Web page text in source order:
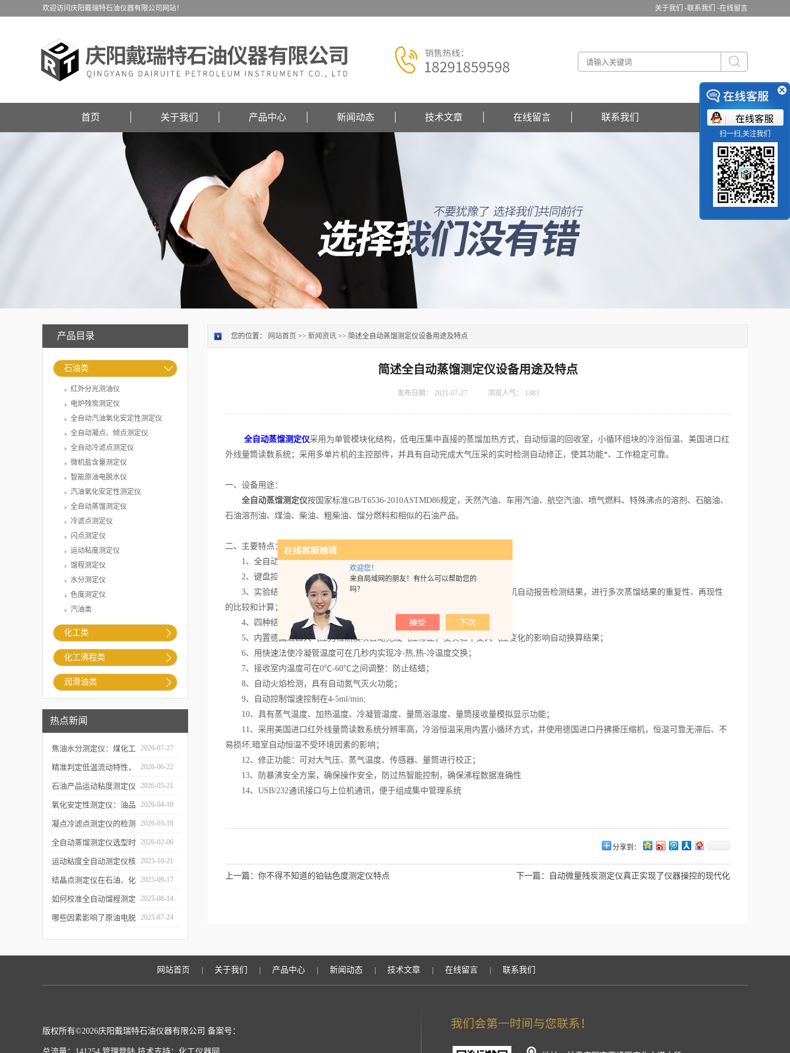
欢迎您！
来自局域网的朋友！有什么可以帮助您的
吗？
关于我们 -联系我们 -在线留言
欢迎访问庆阳戴瑞特石油仪器有限公司网站！
首页 关于我们 产品中心 新闻动态 技术文章 在线留言 联系我们
产品目录
石油类
红外分光测油仪
电炉残炭测定仪
全自动汽油氧化安定性测定仪
全自动凝点、倾点测定仪
全自动冷滤点测定仪
微机盐含量测定仪
智能原油电脱水仪
汽油氧化安定性测定仪
全自动蒸馏测定仪
冷滤点测定仪
闪点测定仪
运动粘度测定仪
馏程测定仪
水分测定仪
色度测定仪
汽油类
化工类
化工沸程类
润滑油类
热点新闻
焦油水分测定仪：煤化工
生产提质降耗的检测支撑
2026-07-27
精准判定低温流动特性，
凝点倾点测定仪助力油品
质量检测
2026-06-22
石油产品运动粘度测定仪
的技术原理与行业应用
2026-05-21
氧化安定性测定仪：油品
寿命的“时间加速器”
2026-04-18
凝点冷滤点测定仪的检测
误差来源与控制
2026-03-18
全自动蒸馏测定仪选型时
需重点关注哪些参数？
2026-02-06
运动粘度全自动测定仪核
心原理
2025-10-21
结晶点测定仪在石油、化
工、燃料行业中的关键作
用
2025-09-17
如何校准全自动馏程测定
仪以确保数据准确性？
2025-08-14
哪些因素影响了原油电脱 2025-07-24
您的位置： 网站首页 >> 新闻资讯 >> 简述全自动蒸馏测定仪设备用途及特点
简述全自动蒸馏测定仪设备用途及特点
发布日期： 2021-07-27 浏览人气： 1383
全自动蒸馏测定仪采用为单管模块化结构，低电压集中直接的蒸馏加热方式，自动恒温的回收室，小循环组块的冷浴恒温、美国进口红
外线量筒读数系统；采用多单片机的主控部件，并具有自动完成大气压采的实时检测自动修正，使其功能*、工作稳定可靠。
一、设备用途：
全自动蒸馏测定仪按国家标准GB/T6536-2010ASTMD86规定，天然汽油、车用汽油、航空汽油、喷气燃料、特殊沸点的溶剂、石脑油、
石油溶剂油、煤油、柴油、粗柴油、馏分燃料和相似的石油产品。
二、主要特点：
1、全自动控制，蒸馏程序可任意地调出、修改、保存、设置并无限添加；
2、键盘控制、程序控制多种模式易于操作；
3、实验结果：可无限储存实验结果，随时查阅并打印，内置微型热敏打印机自动报告检测结果，进行多次蒸馏结果的重复性、再现性
的比较和计算；
4、四种结束方式：终馏点结束、温度和体积结束，另配有干点结束方式；
5、内置德国进口大气压力检测模块自动完成气压修正，使实验不受大气压变化的影响自动换算结果；
6、用快速法使冷凝管温度可在几秒内实现冷-热,热-冷温度交换；
7、接收室内温度可在0℃-60℃之间调整：防止结蜡；
8、自动火焰检测，具有自动氮气灭火功能；
9、自动控制馏速控制在4-5ml/min;
10、具有蒸气温度、加热温度、冷凝管温度、量筒浴温度、量筒接收量模拟显示功能；
11、采用美国进口红外线量筒读数系统分辨率高，冷浴恒温采用内置小循环方式，并使用德国进口丹拂撕压缩机，恒温可靠无滞后、不
易损坏,暗室自动恒温不受环境因素的影响；
12、修正功能：可对大气压、蒸气温度、传感器、量筒进行校正；
13、防暴沸安全方案，确保操作安全，防过热智能控制，确保沸程数据准确性
14、USB/232通讯接口与上位机通讯，便于组成集中管理系统
分享到：
上一篇： 你不得不知道的铂钴色度测定仪特点 下一篇： 自动微量残炭测定仪真正实现了仪器操控的现代化
网站首页 关于我们 产品中心 新闻动态 技术文章 在线留言 联系我们
版权所有©2026庆阳戴瑞特石油仪器有限公司 备案号：
扫一扫,关注我们